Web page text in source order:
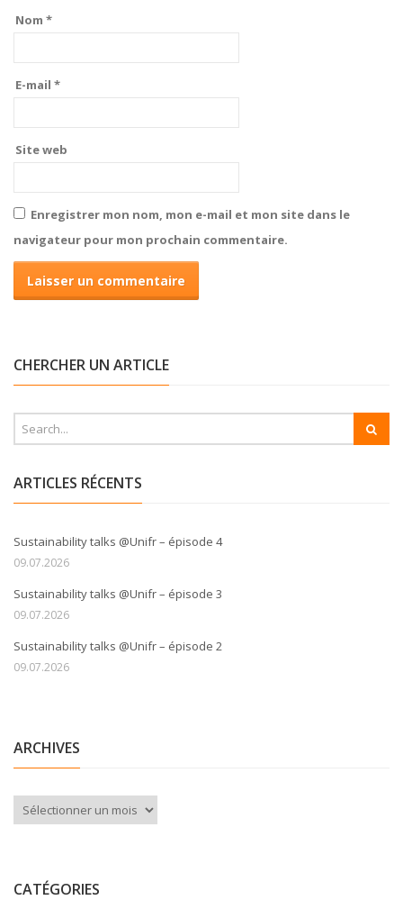
Nom *
E-mail *
Site web
Enregistrer mon nom, mon e-mail et mon site dans le
navigateur pour mon prochain commentaire.
CHERCHER UN ARTICLE
ARTICLES RÉCENTS
Sustainability talks @Unifr – épisode 4
09.07.2026
Sustainability talks @Unifr – épisode 3
09.07.2026
Sustainability talks @Unifr – épisode 2
09.07.2026
ARCHIVES
Archives
CATÉGORIES